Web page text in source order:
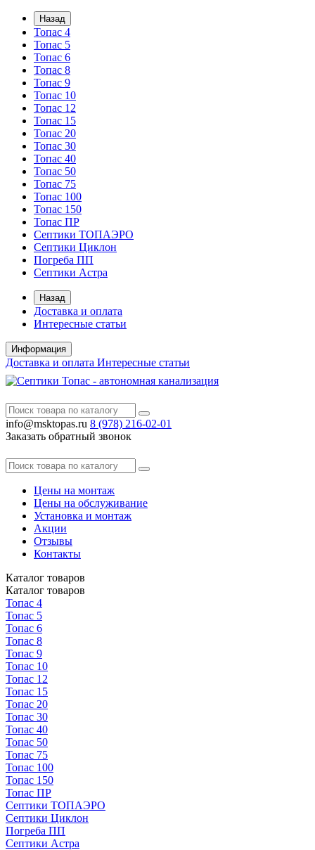
Назад
Топас 4
Топас 5
Топас 6
Топас 8
Топас 9
Топас 10
Топас 12
Топас 15
Топас 20
Топас 30
Топас 40
Топас 50
Топас 75
Топас 100
Топас 150
Топас ПР
Септики ТОПАЭРО
Септики Циклон
Погреба ПП
Септики Астра
Назад
Доставка и оплата
Интересные статьи
Информация
Доставка и оплата Интересные статьи
info@msktopas.ru 8 (978) 216-02-01
Заказать обратный звонок
Цены на монтаж
Цены на обслуживание
Установка и монтаж
Акции
Отзывы
Контакты
Каталог товаров
Каталог товаров
Топас 4
Топас 5
Топас 6
Топас 8
Топас 9
Топас 10
Топас 12
Топас 15
Топас 20
Топас 30
Топас 40
Топас 50
Топас 75
Топас 100
Топас 150
Топас ПР
Септики ТОПАЭРО
Септики Циклон
Погреба ПП
Септики Астра